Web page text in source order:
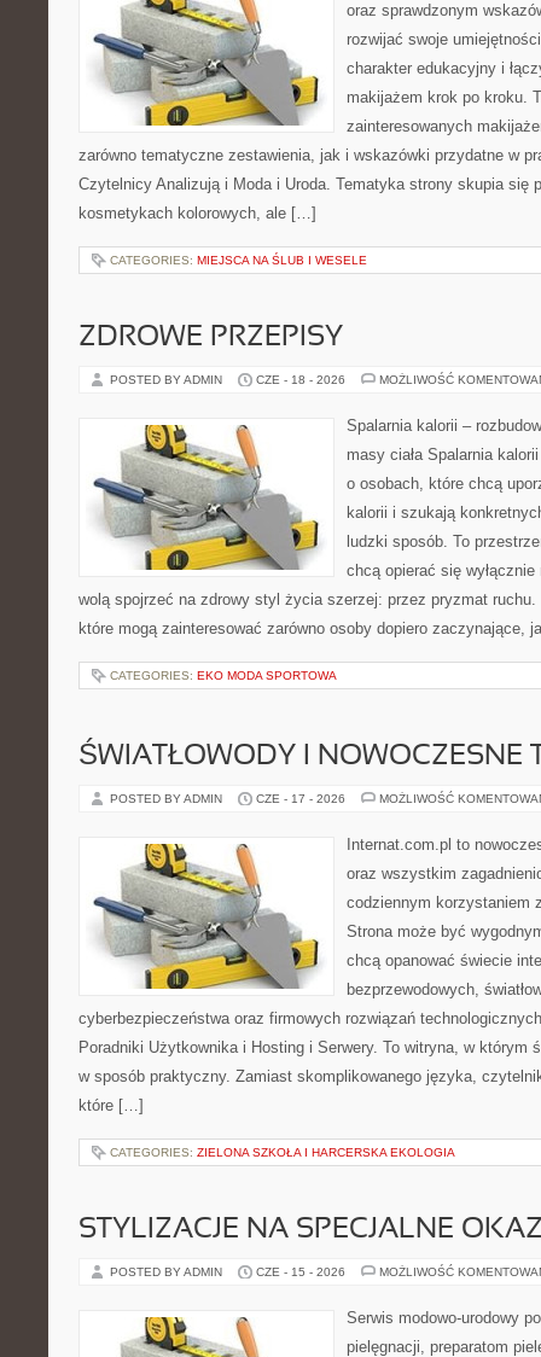
oraz sprawdzonym
rozwijać swoje
charakter edukacyjny i
makijażem krok po kroku.
zainteresowanych
zarówno tematyczne zestawienia, jak i wskazówki przydatne w
Czytelnicy Analizują i Moda i Uroda. Tematyka strony skupia się
kosmetykach kolorowych, ale […]
CATEGORIES: MIEJSCA NA ŚLUB I WESELE
ZDROWE PRZEPISY
POSTED BY ADMIN CZE - 18 - 2026 MOŻLIWOŚĆ
Spalarnia kalorii –
masy ciała Spalarnia
o osobach, które chcą
kalorii i szukają
ludzki sposób. To
chcą opierać się
wolą spojrzeć na zdrowy styl życia szerzej: przez pryzmat
które mogą zainteresować zarówno osoby dopiero
CATEGORIES: EKO MODA SPORTOWA
ŚWIATŁOWODY I NOWOCZESNE
POSTED BY ADMIN CZE - 17 - 2026 MOŻLIWOŚĆ
Internat.com.pl to
oraz wszystkim
codziennym korzystaniem
Strona może być
chcą opanować świecie
bezprzewodowych,
cyberbezpieczeństwa oraz firmowych rozwiązań
Poradniki Użytkownika i Hosting i Serwery. To witryna, w którym
w sposób praktyczny. Zamiast skomplikowanego języka,
które […]
CATEGORIES: ZIELONA SZKOŁA I HARCERSKA EKOLOGIA
STYLIZACJE NA SPECJALNE
POSTED BY ADMIN CZE - 15 - 2026 MOŻLIWOŚĆ
Serwis modowo-urodowy
pielęgnacji, preparatom